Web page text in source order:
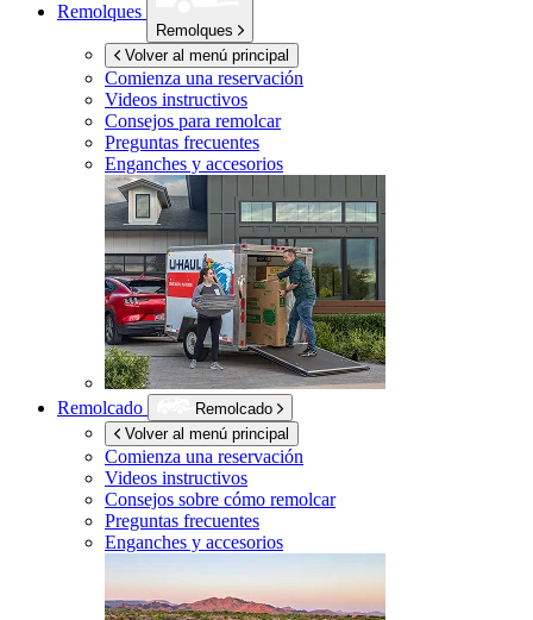
Remolques
Remolques
Volver al menú principal
Comienza una reservación
Videos instructivos
Consejos para remolcar
Preguntas frecuentes
Enganches y accesorios
Remolcado
Remolcado
Volver al menú principal
Comienza una reservación
Videos instructivos
Consejos sobre cómo remolcar
Preguntas frecuentes
Enganches y accesorios